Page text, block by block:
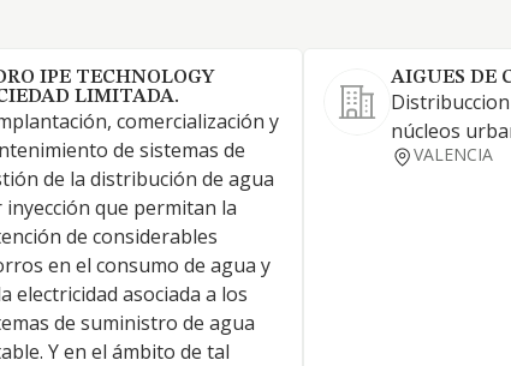
IPE TECHNOLOGY
LIMITADA.
comercialización y
de sistemas de
de la distribución de agua
inyección que permitan la
de considerables
en el consumo de agua y
electricidad asociada a los
de suministro de agua
Y en el ámbito de tal
AIGUES DE
núcleos
VALENCIA